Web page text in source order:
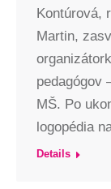
Kontúrová,
Martin,
pedagógov
MŠ. Po
logopédia
Details